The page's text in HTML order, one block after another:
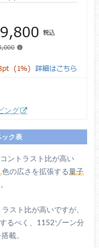
ング
ック表
Mini LED
HVAパネル）
ントラスト比が高い
色の広さを拡張する量子
スト比が高いですが、
るべく、1152ゾーン分
載。